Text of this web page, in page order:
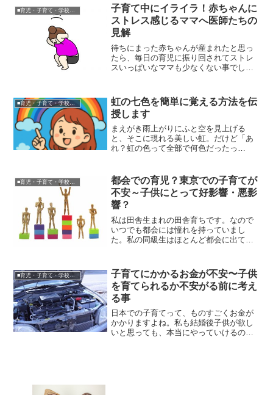
来れば子供に当たらずに、育児をやって
いきたいものです。今回は...
子育て中にイライラ！赤ちゃんに
ストレス感じるママへ医師たちの
見解
待ちにまった赤ちゃんが産まれたと思っ
たら、毎日の育児に振り回されてストレ
スいっぱいなママも少なくない事でしょ
医たちDr.Shu, Dr.Raabの意見を聞いて、
アドバイ...
■育児・子育て・学校関連
虹の七色を簡単に覚える方法を伝
授します
まえがき雨上がりにふと空を見上げる
と、そこに現れる美しい虹。だけど「あ
れ？虹の色って全部で何色だったっ
に覚える方法をたっぷりご紹介します。
結論虹の色は「赤・橙・黄・緑・...
■育児・子育て・学校関連
都会での育児？東京での子育てが
不安～子供にとって好影響・悪影
響？
私は田舎生まれの田舎育ちです。なので
いつでも都会には憧れを持っていまし
た。私の同級生はほとんど都会に出てい
けてそこで家庭を築くと決めたのでしょ
うから、過ごしやすいと言え...
■育児・子育て・学校関連
子育てにかかるお金が不安〜子供
を育てられるか不安がる前に考え
る事
日本での子育てって、ものすごくお金が
かかりますよね。私も結婚後子供が欲し
いと思っても、本当にやっていけるの